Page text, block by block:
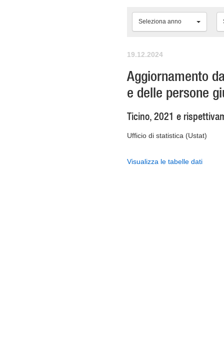
Seleziona anno
19.12.2024
Aggiornamento
e delle persone
Ticino, 2021 e
Ufficio di statistica (Ustat)
Visualizza le tabelle dati